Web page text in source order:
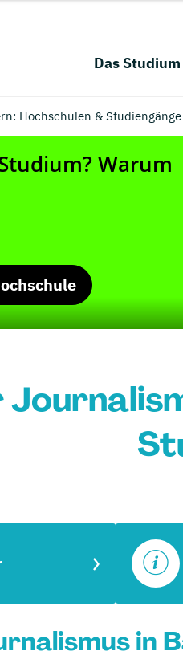
Das Studium
Hochschulen & Studiengänge
in